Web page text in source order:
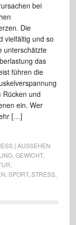
bei
Die
vielfältig und so
unterschätzte
das
führen die
Rücken und
ein. Wer
[…]
| AUSSEHEN
, GEWICHT,
SPORT, STRESS,